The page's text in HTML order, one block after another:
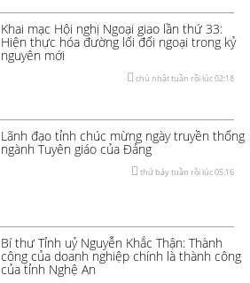
Khai mạc Hội nghị Ngoại giao lần thứ 33:
Hiện thực hóa đường lối đối ngoại trong kỷ
nguyên mới
chủ nhật tuần rồi lúc 02:18
Lãnh đạo tỉnh chúc mừng ngày truyền thống
ngành Tuyên giáo của Đảng
thứ bảy tuần rồi lúc 05:16
Bí thư Tỉnh uỷ Nguyễn Khắc Thận: Thành
công của doanh nghiệp chính là thành công
của tỉnh Nghệ An